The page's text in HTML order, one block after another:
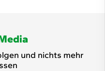
und nichts mehr